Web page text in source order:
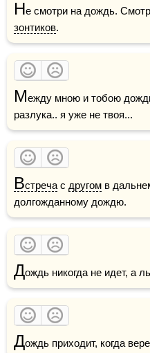
Н
зонтиков.
Между мною и тобою
разлука.. я уже не твоя...
Встреча с другом в
долгожданному дождю.
Дождь никогда не идет, а
Дождь приходит, когда